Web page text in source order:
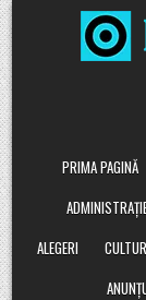
Skip
to
content
PRIMA PAGINĂ
ALEGERI